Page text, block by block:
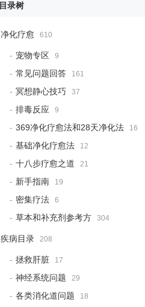
目录树
净化疗愈 610
宠物专区 9
常见问题回答 161
冥想静心技巧 37
排毒反应 9
369净化疗愈法和28天净化法 16
基础净化疗愈法 12
十八步疗愈之道 21
新手指南 19
密集疗法 6
草本和补充剂参考方 304
疾病目录 208
拯救肝脏 17
神经系统问题 29
各类消化道问题 18